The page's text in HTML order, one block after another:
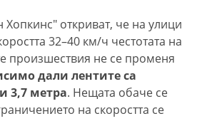
Хопкинс" откриват, че на улици
32–40 км/ч честотата на
произшествия не се променя
дали лентите са
3,7 метра. Нещата обаче се
на скоростта се